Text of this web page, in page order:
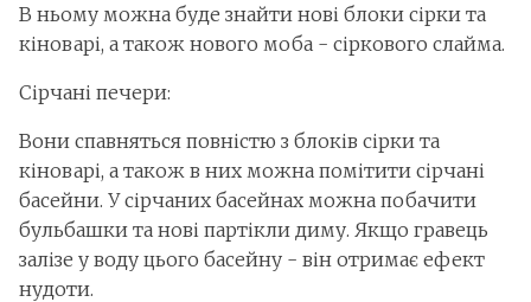
В ньому можна буде знайти нові блоки сірки та
кіноварі, а також нового моба - сіркового слайма.
Сірчані печери:
Вони спавняться повністю з блоків сірки та
кіноварі, а також в них можна помітити сірчані
басейни. У сірчаних басейнах можна побачити
бульбашки та нові партікли диму. Якщо гравець
залізе у воду цього басейну - він отримає ефект
нудоти.